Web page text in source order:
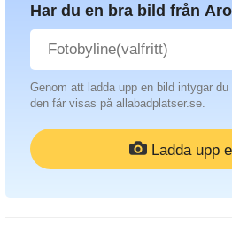
Har du en bra bild från
Genom att ladda upp en bild intygar
den får visas på allabadplatser.se.
Ladda upp